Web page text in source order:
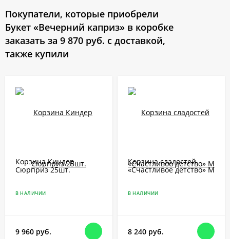
Покупатели, которые приобрели
Букет «Вечерний каприз» в коробке
заказать за 9 870 руб. с доставкой,
также купили
Корзина Киндер
Сюрприз 25шт.
В НАЛИЧИИ
9 960 руб.
Корзина сладостей
«Счастливое детство» M
В НАЛИЧИИ
8 240 руб.